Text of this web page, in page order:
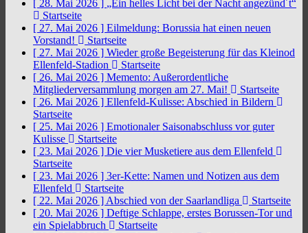
[ 28. Mai 2026 ] „Ein helles Licht bei der Nacht angezünd´t“
Startseite
[ 27. Mai 2026 ] Eilmeldung: Borussia hat einen neuen
Vorstand!
Startseite
[ 27. Mai 2026 ] Wieder große Begeisterung für das Kleinod
Ellenfeld-Stadion
Startseite
[ 26. Mai 2026 ] Memento: Außerordentliche
Mitgliederversammlung morgen am 27. Mai!
Startseite
[ 26. Mai 2026 ] Ellenfeld-Kulisse: Abschied in Bildern
Startseite
[ 25. Mai 2026 ] Emotionaler Saisonabschluss vor guter
Kulisse
Startseite
[ 23. Mai 2026 ] Die vier Musketiere aus dem Ellenfeld
Startseite
[ 23. Mai 2026 ] 3er-Kette: Namen und Notizen aus dem
Ellenfeld
Startseite
[ 22. Mai 2026 ] Abschied von der Saarlandliga
Startseite
[ 20. Mai 2026 ] Deftige Schlappe, erstes Borussen-Tor und
ein Spielabbruch
Startseite